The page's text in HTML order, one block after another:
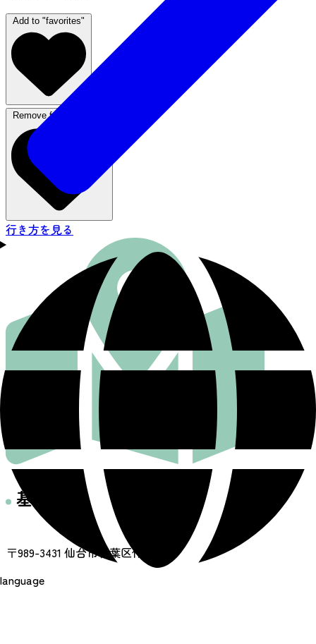
language
Add to "favorites"
Remove from favorites
行き方を見る
基本情報
住所
〒989-3431 仙台市青葉区作並